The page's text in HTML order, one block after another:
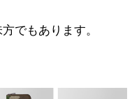
でもあります。